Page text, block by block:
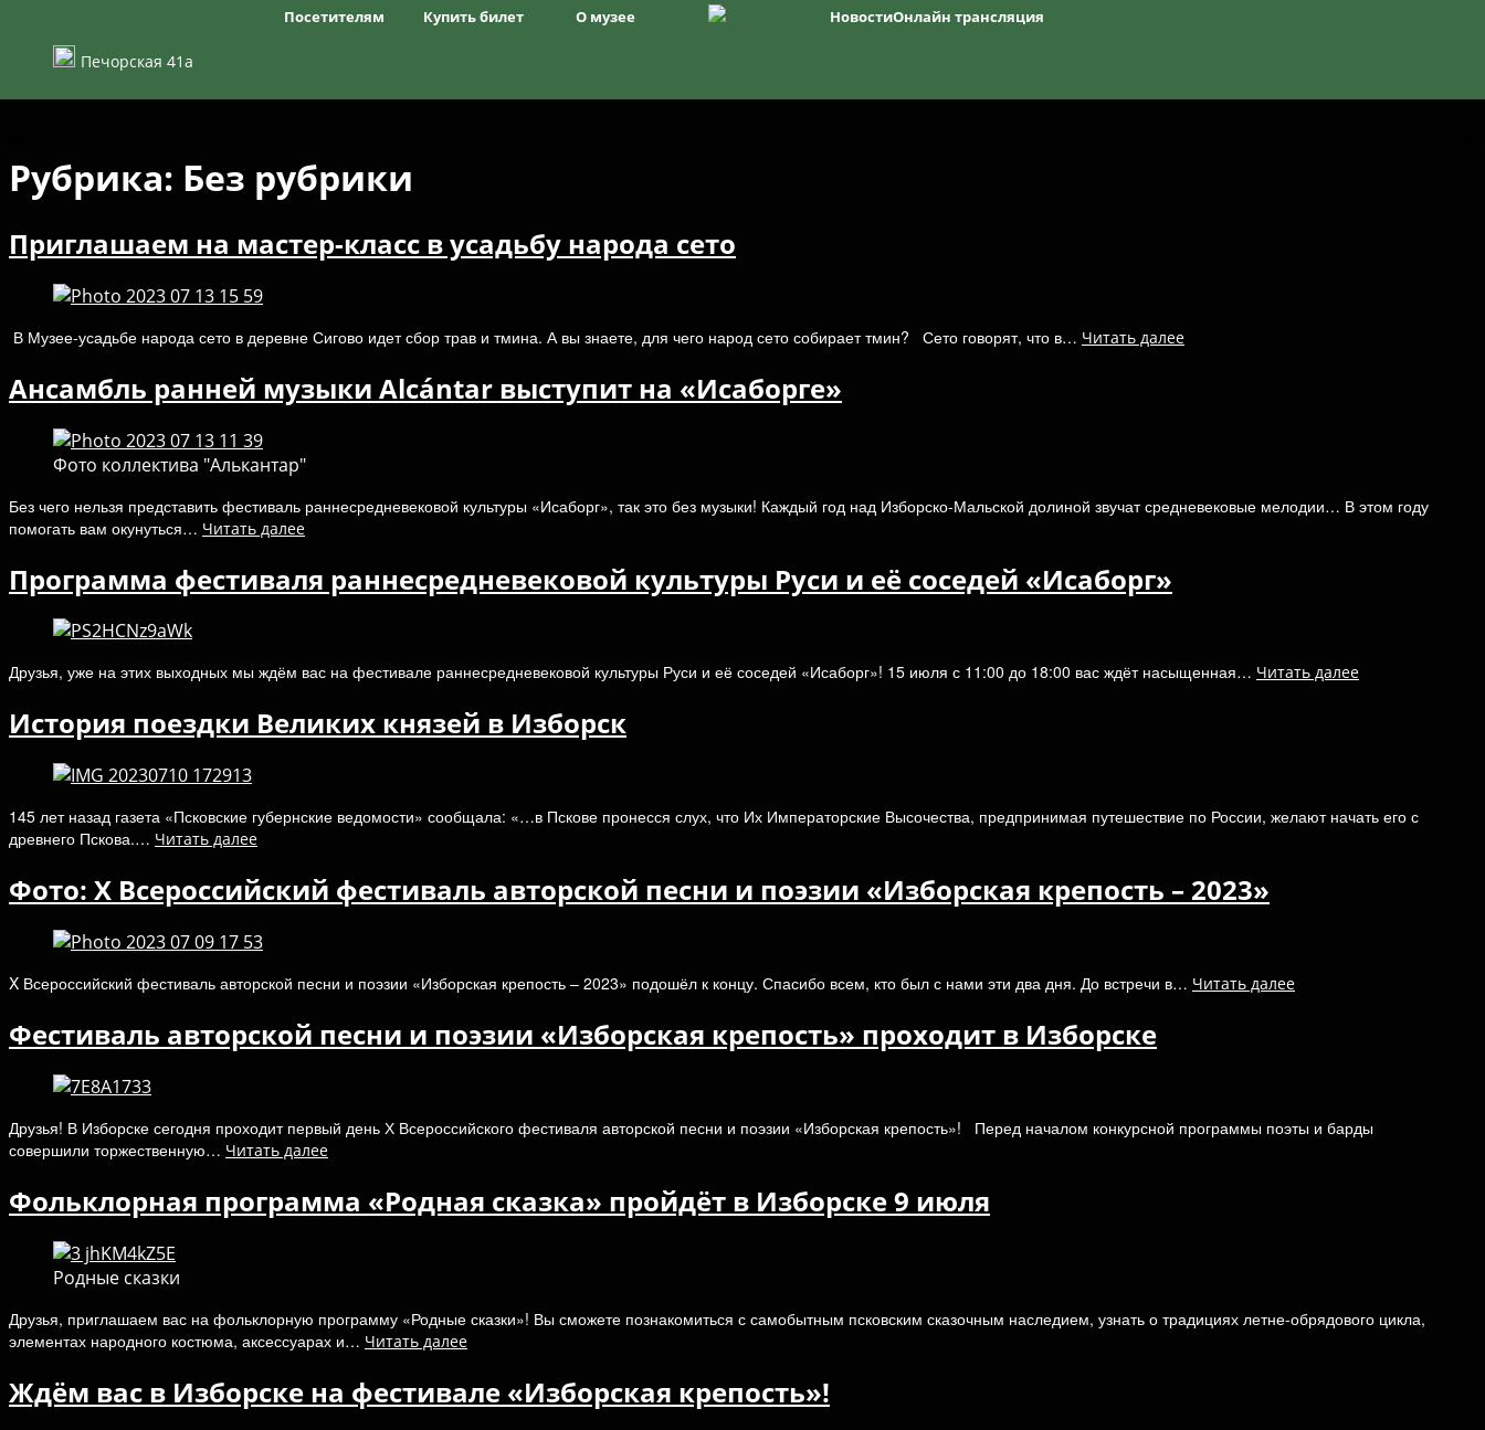
Печорская 41а
Посетителям
Купить билет
О музее
НовостиОнлайн трансляция
Рубрика: Без рубрики
Приглашаем на мастер-класс в усадьбу народа сето
В Музее-усадьбе народа сето в деревне Сигово идет сбор трав и тмина. А вы знаете, для чего народ сето собирает тмин? Сето говорят, что в… Читать далее
Ансамбль ранней музыки Alcántar выступит на «Исаборге»
Фото коллектива "Алькантар"
Без чего нельзя представить фестиваль раннесредневековой культуры «Исаборг», так это без музыки! Каждый год над Изборско-Мальской долиной звучат средневековые мелодии… В этом году
помогать вам окунуться… Читать далее
Программа фестиваля раннесредневековой культуры Руси и её соседей «Исаборг»
Друзья, уже на этих выходных мы ждём вас на фестивале раннесредневековой культуры Руси и её соседей «Исаборг»! 15 июля с 11:00 до 18:00 вас ждёт насыщенная… Читать далее
История поездки Великих князей в Изборск
145 лет назад газета «Псковские губернские ведомости» сообщала: «…в Пскове пронесся слух, что Их Императорские Высочества, предпринимая путешествие по России, желают начать его с
древнего Пскова.… Читать далее
Фото: X Всероссийский фестиваль авторской песни и поэзии «Изборская крепость – 2023»
X Всероссийский фестиваль авторской песни и поэзии «Изборская крепость – 2023» подошёл к концу. Спасибо всем, кто был с нами эти два дня. До встречи в… Читать далее
Фестиваль авторской песни и поэзии «Изборская крепость» проходит в Изборске
Друзья! В Изборске сегодня проходит первый день Х Всероссийского фестиваля авторской песни и поэзии «Изборская крепость»! Перед началом конкурсной программы поэты и барды
совершили торжественную… Читать далее
Фольклорная программа «Родная сказка» пройдёт в Изборске 9 июля
Родные сказки
Друзья, приглашаем вас на фольклорную программу «Родные сказки»! Вы сможете познакомиться с самобытным псковским сказочным наследием, узнать о традициях летне-обрядового цикла,
элементах народного костюма, аксессуарах и… Читать далее
Ждём вас в Изборске на фестивале «Изборская крепость»!